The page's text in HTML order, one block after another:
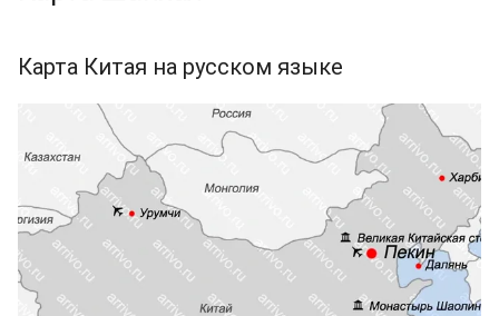
Карта Китая на русском языке